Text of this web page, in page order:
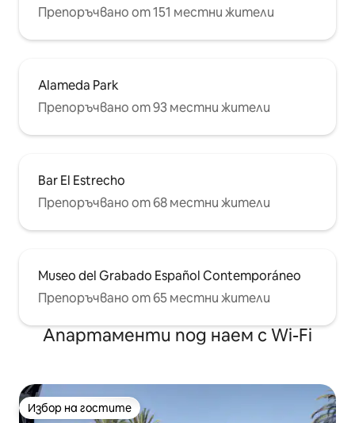
Препоръчвано от 151 местни жители
Alameda Park
Препоръчвано от 93 местни жители
Bar El Estrecho
Препоръчвано от 68 местни жители
Museo del Grabado Español Contemporáneo
Препоръчвано от 65 местни жители
Апартаменти под наем с Wi-Fi
Избор на гостите
Избор на гостите